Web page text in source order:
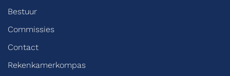
Bestuur
Commissies
Contact
Rekenkamerkompas